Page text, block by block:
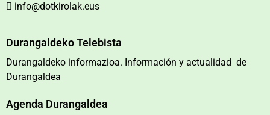
info@dotkirolak.eus
Durangaldeko Telebista
Durangaldeko informazioa. Información y actualidad de
Durangaldea
Agenda Durangaldea